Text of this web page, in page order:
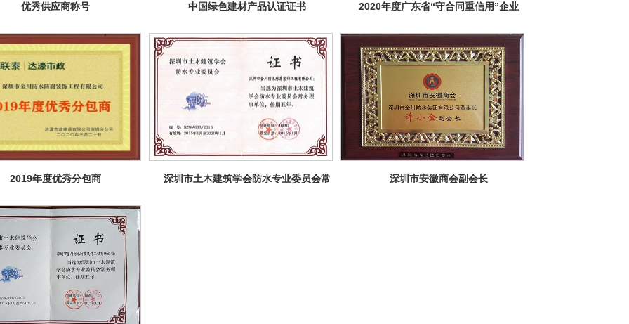
优秀供应商称号 中国绿色建材产品认证证书 2020年度广东省“守合同重信用”企业
2019年度优秀分包商
深圳市土木建筑学会防水专业委员会常
深圳市安徽商会副会长